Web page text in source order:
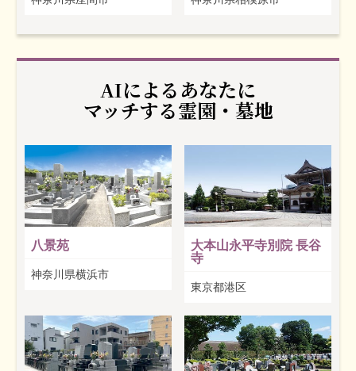
AIによるあなたに
マッチする霊園・墓地
八景苑
神奈川県横浜市
大本山永平寺別院 長谷
寺
東京都港区